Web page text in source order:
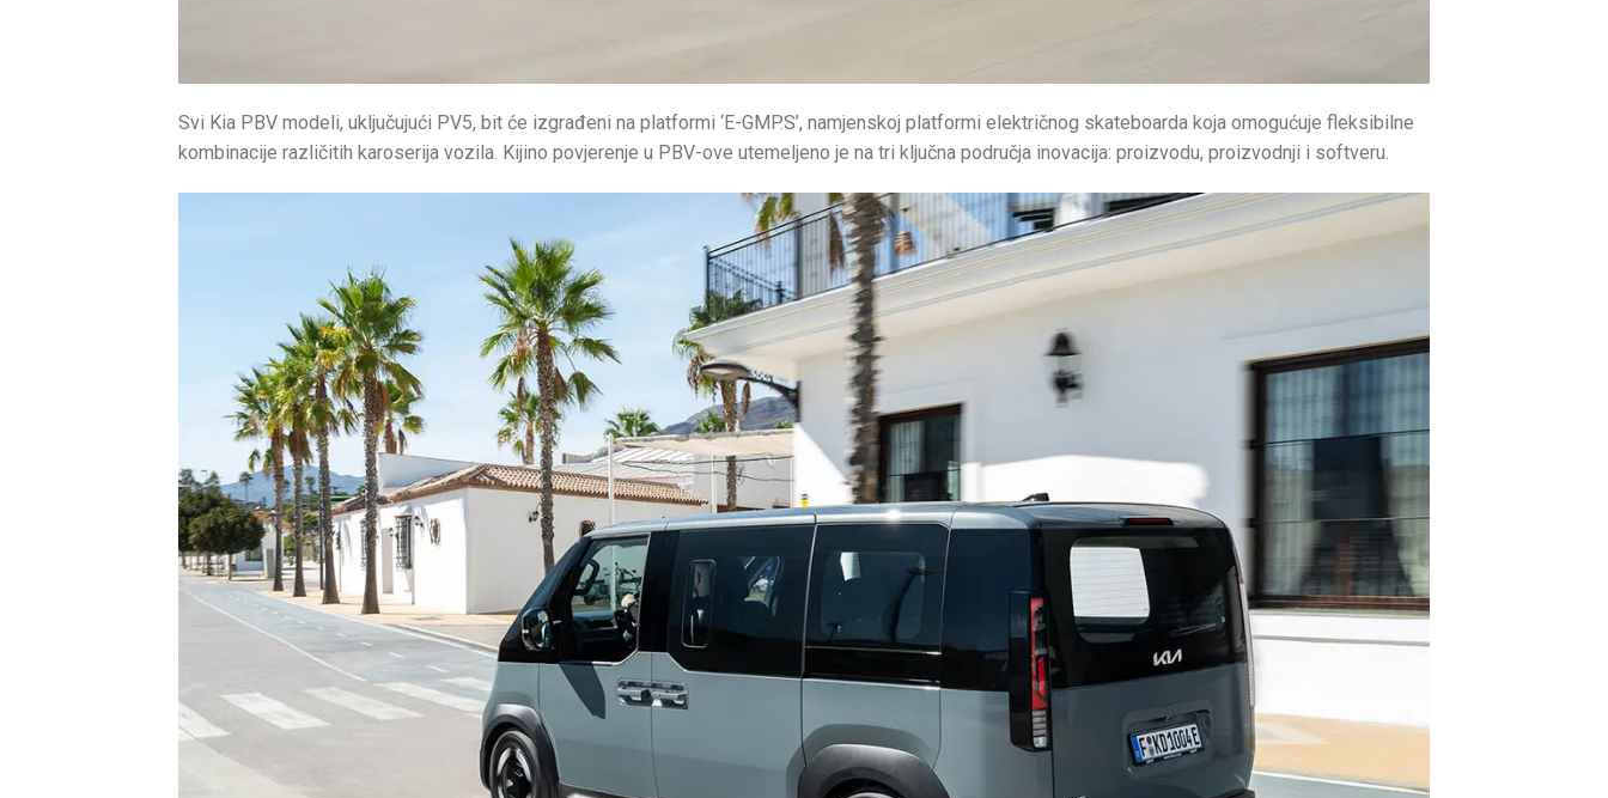
Svi Kia PBV modeli, uključujući PV5, bit će izgrađeni na platformi ‘E-GMP.S’, namjenskoj platformi električnog skateboarda koja omogućuje fleksibilne
kombinacije različitih karoserija vozila. Kijino povjerenje u PBV-ove utemeljeno je na tri ključna područja inovacija: proizvodu, proizvodnji i softveru.